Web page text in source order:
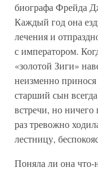
биографа Фрейда
Каждый год она
лечения и
с императором.
«золотой Зиги»
неизменно
старший сын
встречи, но
раз тревожно
лестницу,
Поняла ли она